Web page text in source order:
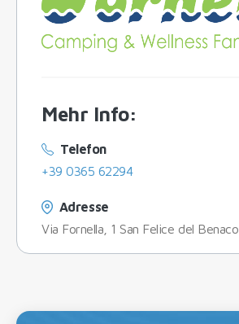
Mehr Info:
Telefon
+39 0365 62294
Adresse
Via Fornella, 1 San Felice del Benaco